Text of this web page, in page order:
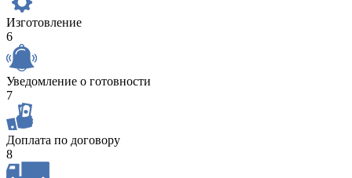
Изготовление
6
Уведомление о готовности
7
Доплата по договору
8